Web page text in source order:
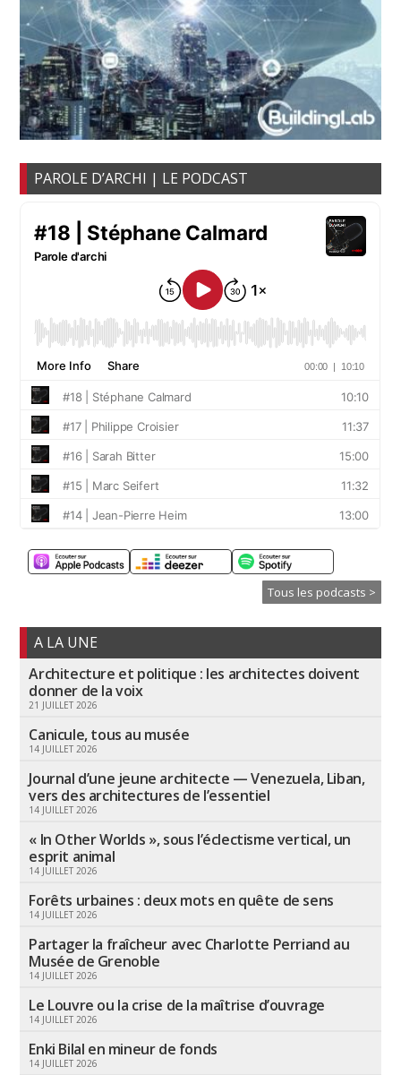
PAROLE D’ARCHI | LE PODCAST
Tous les podcasts >
A LA UNE
Architecture et politique : les architectes doivent
donner de la voix
21 JUILLET 2026
Canicule, tous au musée
14 JUILLET 2026
Journal d’une jeune architecte — Venezuela, Liban,
vers des architectures de l’essentiel
14 JUILLET 2026
« In Other Worlds », sous l’éclectisme vertical, un
esprit animal
14 JUILLET 2026
Forêts urbaines : deux mots en quête de sens
14 JUILLET 2026
Partager la fraîcheur avec Charlotte Perriand au
Musée de Grenoble
14 JUILLET 2026
Le Louvre ou la crise de la maîtrise d’ouvrage
14 JUILLET 2026
Enki Bilal en mineur de fonds
14 JUILLET 2026